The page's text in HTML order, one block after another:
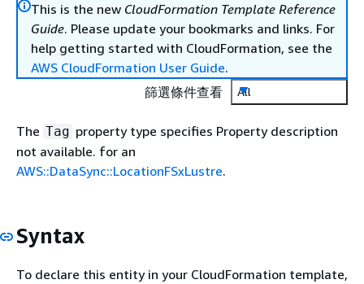
This is the new CloudFormation Template Reference
Guide. Please update your bookmarks and links. For
help getting started with CloudFormation, see the
AWS CloudFormation User Guide.
篩選條件查看
All
The Tag property type specifies Property description
not available. for an
AWS::DataSync::LocationFSxLustre.
Syntax
To declare this entity in your CloudFormation template,